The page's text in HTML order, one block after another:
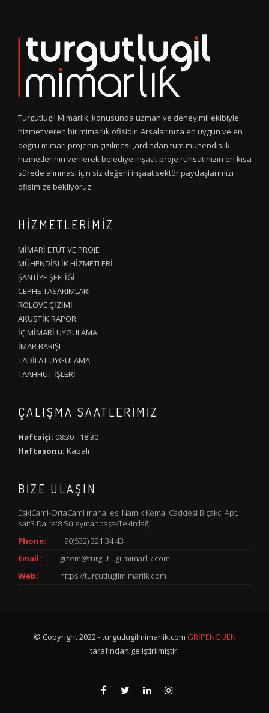
Turgutlugil Mimarlık, konusunda uzman ve deneyimli ekibiyle
hizmet veren bir mimarlık ofisidir. Arsalarınıza en uygun ve en
doğru mimari projenin çizilmesi ,ardından tüm mühendislik
hizmetlerinin verilerek belediye inşaat proje ruhsatınızın en kısa
sürede alınması için siz değerli inşaat sektör paydaşlarımızı
ofisimize bekliyoruz.
HİZMETLERİMİZ
MİMARİ ETÜT VE PROJE
MÜHENDİSLİK HİZMETLERİ
ŞANTİYE ŞEFLİĞİ
CEPHE TASARIMLARI
RÖLÖVE ÇİZİMİ
AKUSTİK RAPOR
İÇ MİMARİ UYGULAMA
İMAR BARIŞI
TADİLAT UYGULAMA
TAAHHÜT İŞLERİ
ÇALIŞMA SAATLERIMIZ
Haftaiçi: 08:30 - 18:30
Haftasonu: Kapalı
BIZE ULAŞIN
EskiCami-OrtaCami mahallesi Namık Kemal Caddesi Bıçakçı Apt.
Kat:3 Daire:8 Süleymanpaşa/Tekirdağ
Phone:
+90(532) 321 34 43
Email:
gizem@turgutlugilmimarlik.com
Web:
https://turgutlugilmimarlik.com
© Copyright 2022 - turgutlugilmimarlik.com GRİPENGUEN
tarafından geliştirilmiştir.